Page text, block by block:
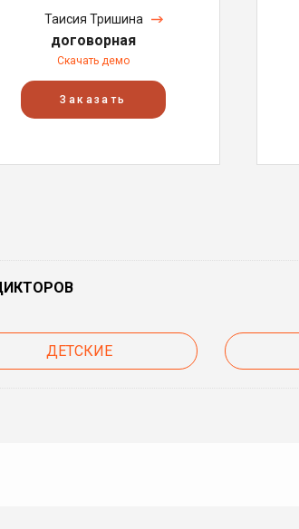
Таисия Тришина
договорная
Скачать демо
Заказать
ДЕТСКИЕ